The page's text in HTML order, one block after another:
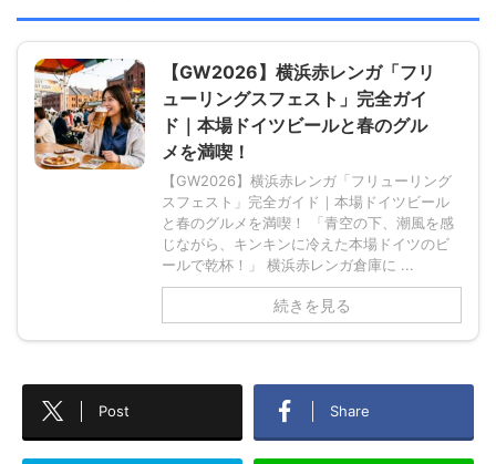
【GW2026】横浜赤レンガ「フリ
ューリングスフェスト」完全ガイ
ド｜本場ドイツビールと春のグル
メを満喫！
【GW2026】横浜赤レンガ「フリューリング
スフェスト」完全ガイド｜本場ドイツビール
と春のグルメを満喫！ 「青空の下、潮風を感
じながら、キンキンに冷えた本場ドイツのビ
ールで乾杯！」 横浜赤レンガ倉庫に ...
続きを見る
Post Share